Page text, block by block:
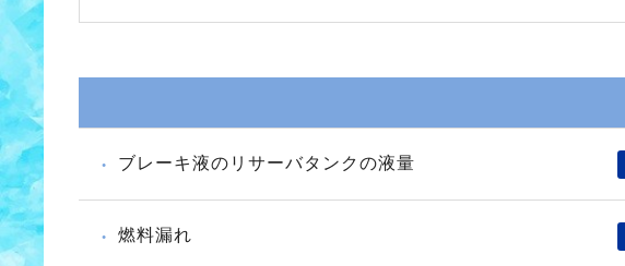
ブレーキ液のリサーバタンクの液量
燃料漏れ